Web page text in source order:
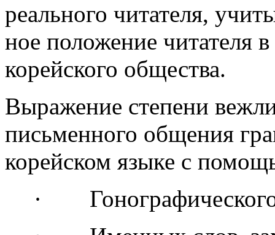
реаль­ного читателя,
ное положение чита­теля
корей­ского обще­ства.
Выражение сте­пени
письмен­ного общения
корейском языке с
·